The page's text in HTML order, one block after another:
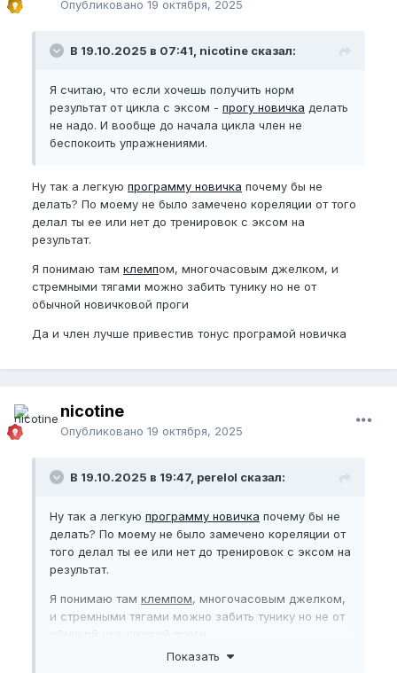
Опубликовано 19 октября, 2025
В 19.10.2025 в 07:41, nicotine сказал:
Я считаю, что если хочешь получить норм
результат от цикла с эксом - прогу новичка делать
не надо. И вообще до начала цикла член не
беспокоить упражнениями.
Ну так а легкую программу новичка почему бы не
делать? По моему не было замечено кореляции от того
делал ты ее или нет до тренировок с эксом на
результат.
Я понимаю там клемпом, многочасовым джелком, и
стремными тягами можно забить тунику но не от
обычной новичковой проги
Да и член лучше привестив тонус програмой новичка
nicotine
Опубликовано 19 октября, 2025
В 19.10.2025 в 19:47, perelol сказал:
Ну так а легкую программу новичка почему бы не
делать? По моему не было замечено кореляции от
того делал ты ее или нет до тренировок с эксом на
результат.
Я понимаю там клемпом, многочасовым джелком,
и стремными тягами можно забить тунику но не от
обычной новичковой проги
Да и член лучше привестив тонус програмой
Показать